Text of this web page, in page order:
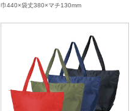
巾440×袋丈380×マチ130mm